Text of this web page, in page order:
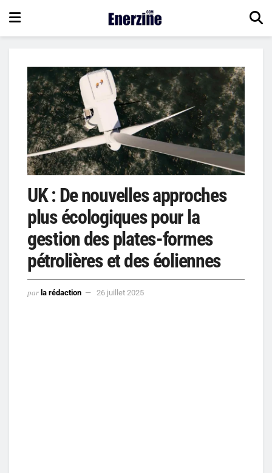
UK : De nouvelles approches
plus écologiques pour la
gestion des plates-formes
pétrolières et des éoliennes
par la rédaction 26 juillet 2025